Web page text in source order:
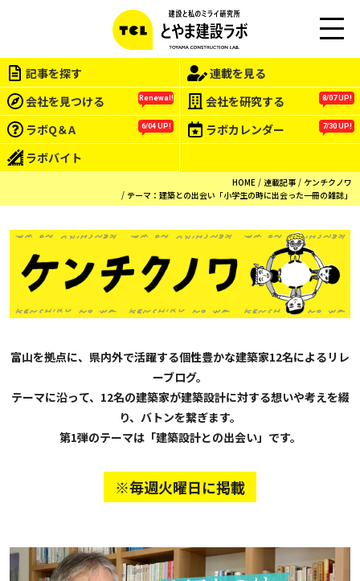
EN
記事を探す
連載を見る
会社を見つける
Renewal! 会社を研究する 8/07 UP!
ラボQ＆A 6/04 UP! ラボカレンダー 7/30 UP!
ラボバイト
HOME 連載記事
ケンチクノワ
テーマ：建築との出会い「小学生の時に出会った一冊の雑誌」
富山を拠点に、県内外で活躍する個性豊かな建築家12名によるリレ
ーブログ。
テーマに沿って、12名の建築家が建築設計に対する想いや考えを綴
り、バトンを繋ぎます。
第1弾のテーマは「建築設計との出会い」です。
※毎週火曜日に掲載